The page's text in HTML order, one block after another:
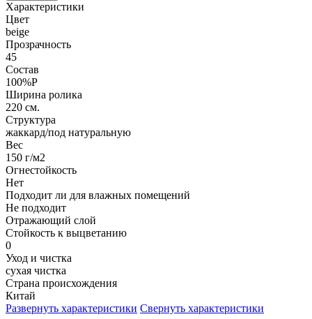
Характеристики
Цвет
beige
Прозрачность
45
Состав
100%P
Ширина ролика
220 см.
Структура
жаккард/под натуральную
Вес
150 г/м2
Огнестойкость
Нет
Подходит ли для влажных помещений
Не подходит
Отражающий слой
Стойкость к выцветанию
0
Уход и чистка
сухая чистка
Страна происхождения
Китай
Развернуть характеристики Свернуть характеристики